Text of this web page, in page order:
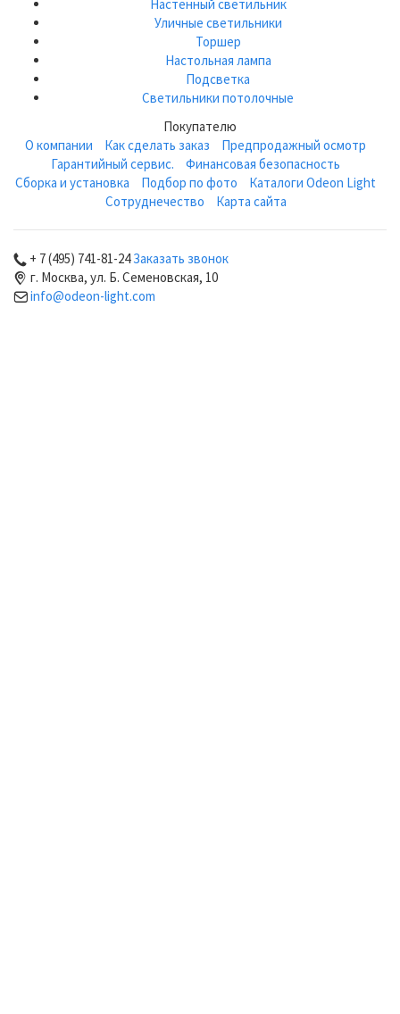
Настенный светильник
Уличные светильники
Торшер
Настольная лампа
Подсветка
Светильники потолочные
Покупателю
О компании
Как сделать заказ
Предпродажный осмотр
Гарантийный сервис.
Финансовая безопасность
Сборка и установка
Подбор по фото
Каталоги Odeon Light
Сотруднечество
Карта сайта
+ 7 (495) 741-81-24Заказать звонок
г. Москва, ул. Б. Семеновская, 10
info@odeon-light.com